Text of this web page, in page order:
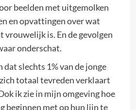
beelden met uitgemolken
en opvattingen over wat
vrouwelijk is. En de gevolgen
onderschat.
dat slechts 1% van de jonge
totaal tevreden verklaart
ik zie in mijn omgeving hoe
beginnen met op hun lijn te